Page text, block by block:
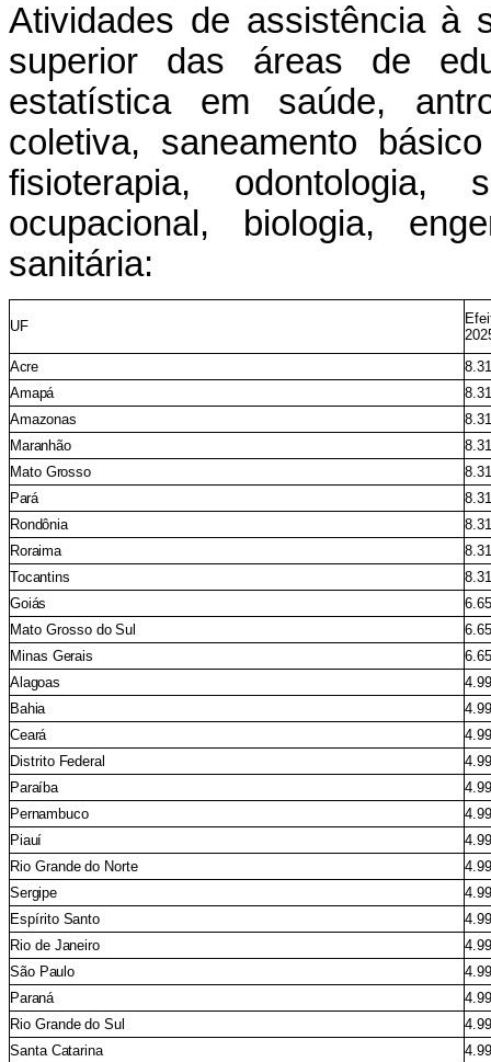
Atividades de assistência à
superior
das áreas de
estatística em saúde,
coletiva, saneamento
fisioterapia, odontologia,
ocupacional, biologia,
sanitária:
UF
Acre
Amapá
Amazonas
Maranhão
Mato Grosso
Pará
Rondônia
Roraima
Tocantins
Goiás
Mato Grosso do Sul
Minas Gerais
Alagoas
Bahia
Ceará
Distrito Federal
Paraíba
Pernambuco
Piauí
Rio Grande do Norte
Sergipe
Espírito Santo
Rio deJaneiro
São Paulo
Paraná
Rio Grande do Sul
Santa Catarina